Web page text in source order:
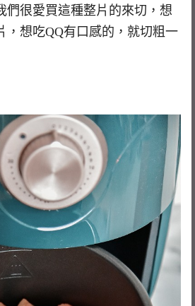
們很愛買這種整片的來切，想
，想吃QQ有口感的，就切粗一